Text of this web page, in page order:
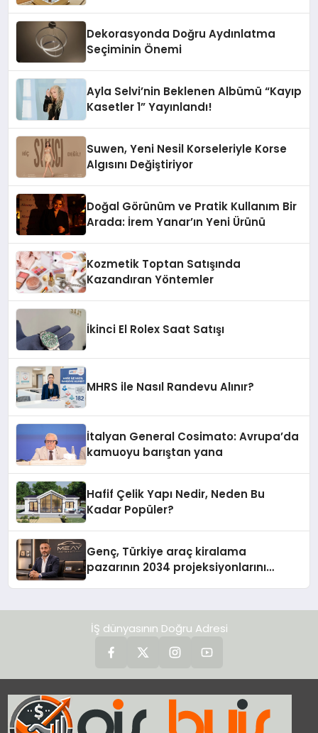
Dekorasyonda Doğru Aydınlatma
Seçiminin Önemi
Ayla Selvi’nin Beklenen Albümü “Kayıp
Kasetler 1” Yayınlandı!
Suwen, Yeni Nesil Korseleriyle Korse
Algısını Değiştiriyor
Doğal Görünüm ve Pratik Kullanım Bir
Arada: İrem Yanar’ın Yeni Ürünü
Kozmetik Toptan Satışında
Kazandıran Yöntemler
İkinci El Rolex Saat Satışı
MHRS ile Nasıl Randevu Alınır?
İtalyan General Cosimato: Avrupa’da
kamuoyu barıştan yana
Hafif Çelik Yapı Nedir, Neden Bu
Kadar Popüler?
Genç, Türkiye araç kiralama
pazarının 2034 projeksiyonlarını
İŞ dünyasının Doğru Adresi